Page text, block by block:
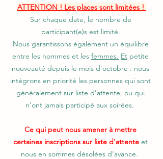
ATTENTION ! Les places sont limitées !
Sur chaque date, le nombre de
participant(e)s est limité.
Nous garantissons également un équilibre
entre les hommes et les femmes. Et petite
nouveauté depuis le mois d'octobre : nous
intégrons en priorité les personnes qui sont
généralement sur liste d'attente, ou qui
n'ont jamais participé aux soirées.
Ce qui peut nous amener à mettre
certaines inscriptions sur liste d'attente et
nous en sommes désolées d'avance.